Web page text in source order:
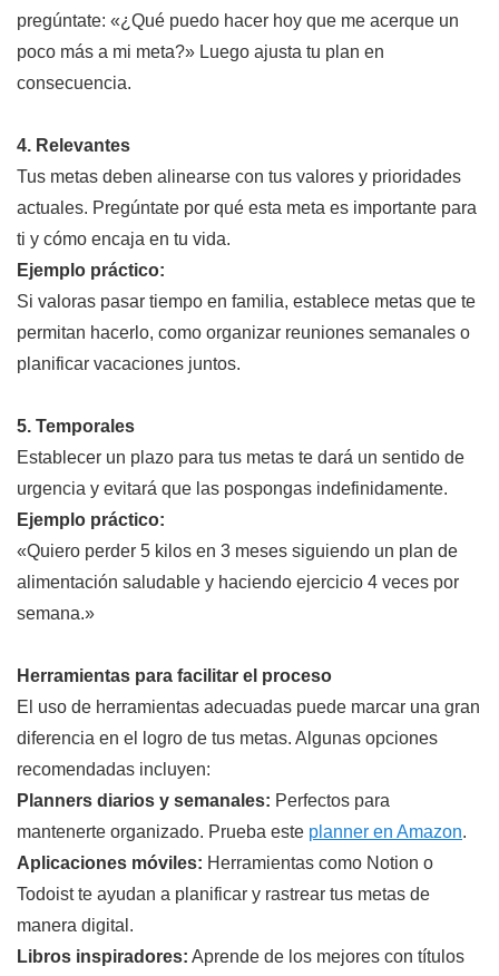
pregúntate: «¿Qué puedo hacer hoy que me acerque un
poco más a mi meta?» Luego ajusta tu plan en
consecuencia.
4. Relevantes
Tus metas deben alinearse con tus valores y prioridades
actuales. Pregúntate por qué esta meta es importante para
ti y cómo encaja en tu vida.
Ejemplo práctico:
Si valoras pasar tiempo en familia, establece metas que te
permitan hacerlo, como organizar reuniones semanales o
planificar vacaciones juntos.
5. Temporales
Establecer un plazo para tus metas te dará un sentido de
urgencia y evitará que las pospongas indefinidamente.
Ejemplo práctico:
«Quiero perder 5 kilos en 3 meses siguiendo un plan de
alimentación saludable y haciendo ejercicio 4 veces por
semana.»
Herramientas para facilitar el proceso
El uso de herramientas adecuadas puede marcar una gran
diferencia en el logro de tus metas. Algunas opciones
recomendadas incluyen:
Planners diarios y semanales: Perfectos para
mantenerte organizado. Prueba este planner en Amazon.
Aplicaciones móviles: Herramientas como Notion o
Todoist te ayudan a planificar y rastrear tus metas de
manera digital.
Libros inspiradores: Aprende de los mejores con títulos